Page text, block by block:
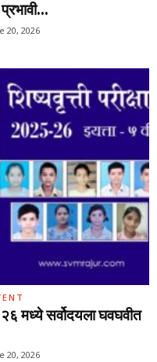
20, 2026
२६ मध्ये सर्वोदयला घवघवीत
20, 2026